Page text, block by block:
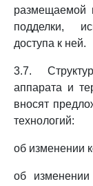
размещаемой
подделки,
доступа к ней.
3.7.
аппарата и
вносят
технологий:
об изменении
об